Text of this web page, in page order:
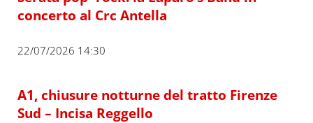
concerto al Crc Antella
22/07/2026 14:30
A1, chiusure notturne del tratto Firenze
Sud – Incisa Reggello